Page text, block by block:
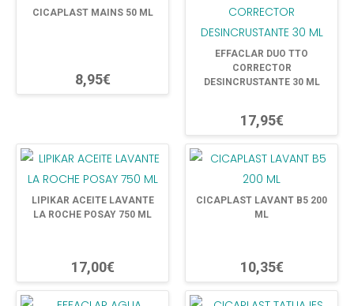
CICAPLAST MAINS 50 ML
8,95€
EFFACLAR DUO TTO
CORRECTOR
DESINCRUSTANTE 30 ML
17,95€
LIPIKAR ACEITE LAVANTE
LA ROCHE POSAY 750 ML
17,00€
CICAPLAST LAVANT B5 200
ML
10,35€